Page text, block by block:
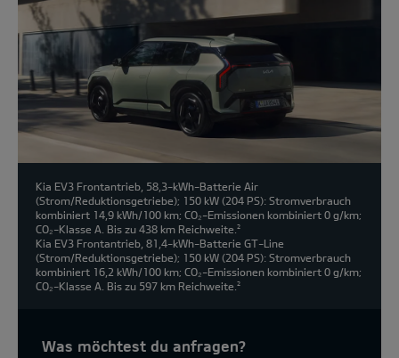
wählen:
Kia EV3 Frontantrieb, 58,3-kWh-Batterie Air
(Strom/Reduktionsgetriebe); 150 kW (204 PS): Stromverbrauch
kombiniert 14,9 kWh/100 km; CO₂-Emissionen kombiniert 0 g/km;
CO₂-Klasse A. Bis zu 438 km Reichweite. 2
Kia EV3 Frontantrieb, 81,4-kWh-Batterie GT-Line
(Strom/Reduktionsgetriebe); 150 kW (204 PS): Stromverbrauch
kombiniert 16,2 kWh/100 km; CO₂-Emissionen kombiniert 0 g/km;
CO₂-Klasse A. Bis zu 597 km Reichweite. 2
Was möchtest du anfragen?